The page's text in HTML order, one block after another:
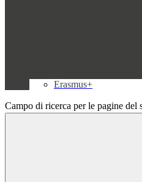
Erasmus+
Campo di ricerca per le pagine del